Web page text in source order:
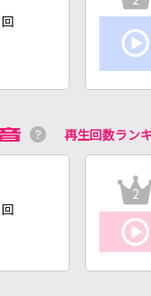
回
再生回数ラン
回
2